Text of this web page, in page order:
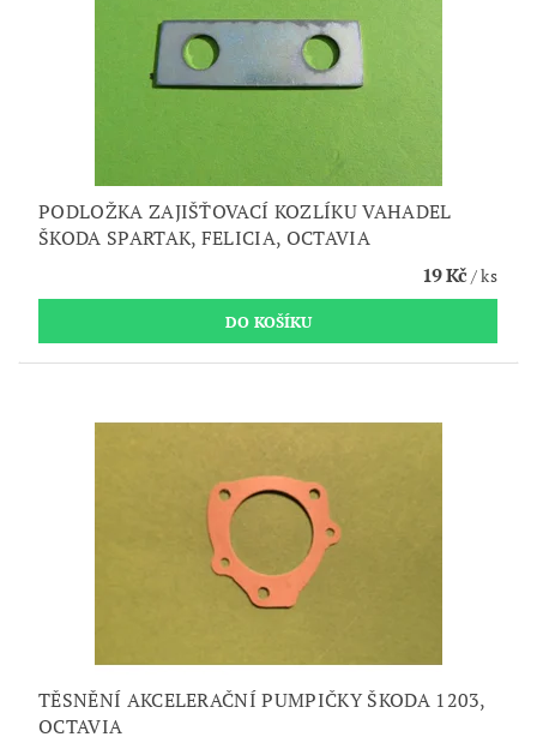
PODLOŽKA ZAJIŠŤOVACÍ KOZLÍKU VAHADEL
ŠKODA SPARTAK, FELICIA, OCTAVIA
19 Kč/ ks
TĚSNĚNÍ AKCELERAČNÍ PUMPIČKY ŠKODA 1203,
OCTAVIA